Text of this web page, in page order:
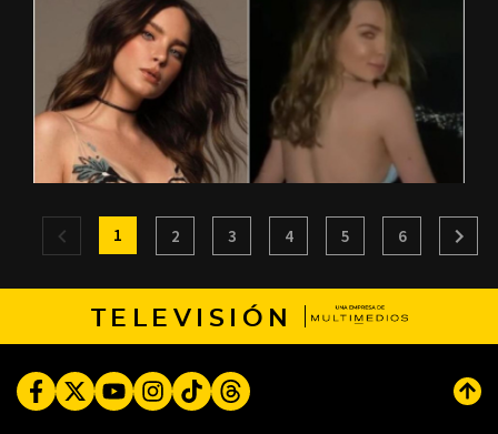
1 2 3 4 5 6
TELEVISIÓN
FacebookTwitterYoutubeInstagram
TikTokThreads